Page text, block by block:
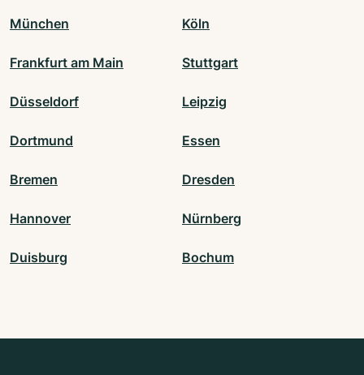
München Köln
Frankfurt am Main Stuttgart
Düsseldorf Leipzig
Dortmund Essen
Bremen Dresden
Hannover Nürnberg
Duisburg Bochum